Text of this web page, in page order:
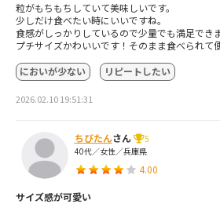
粒がもちもちしていて美味しいです。
少しだけ食べたい時にいいですね。
食感がしっかりしているので少量でも満足できま
プチサイズかわいいです！そのまま食べられて
においが少ない
リピートしたい
2026.02.10 19:51:31
ちびたんさん
5
40代／女性／兵庫県
4.00
サイズ感が可愛い